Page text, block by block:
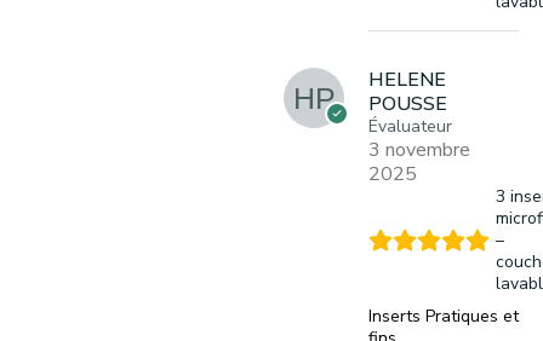
HELENE
POUSSE
Évaluateur
3 novembre
2025
3
–
Inserts Pratiques et